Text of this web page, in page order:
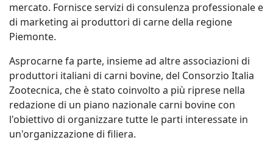
mercato. Fornisce servizi di consulenza professionale e
di marketing ai produttori di carne della regione
Piemonte.
Asprocarne fa parte, insieme ad altre associazioni di
produttori italiani di carni bovine, del Consorzio Italia
Zootecnica, che è stato coinvolto a più riprese nella
redazione di un piano nazionale carni bovine con
l'obiettivo di organizzare tutte le parti interessate in
un'organizzazione di filiera.